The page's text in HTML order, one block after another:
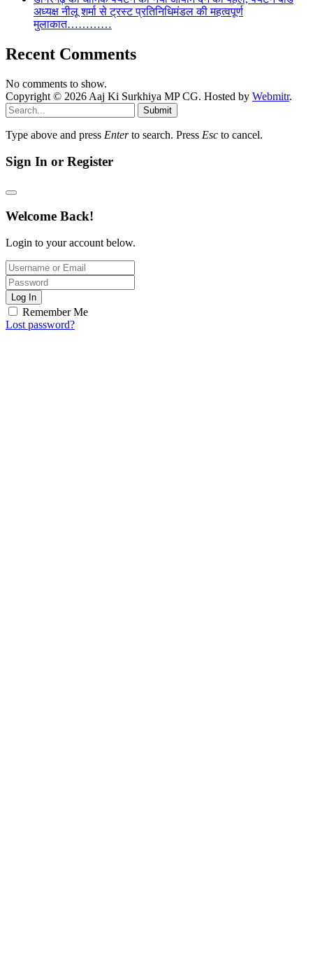
अध्यक्ष नीलू शर्मा से ट्रस्ट प्रतिनिधिमंडल की महत्वपूर्ण
मुलाकात…………
Recent Comments
No comments to show.
Copyright © 2026 Aaj Ki Surkhiya MP CG. Hosted by Webmitr.
Submit
Type above and press Enterto search. Press Esc to cancel.
Sign In or Register
Welcome Back!
Login to your account below.
Log In
Remember Me
Lost password?